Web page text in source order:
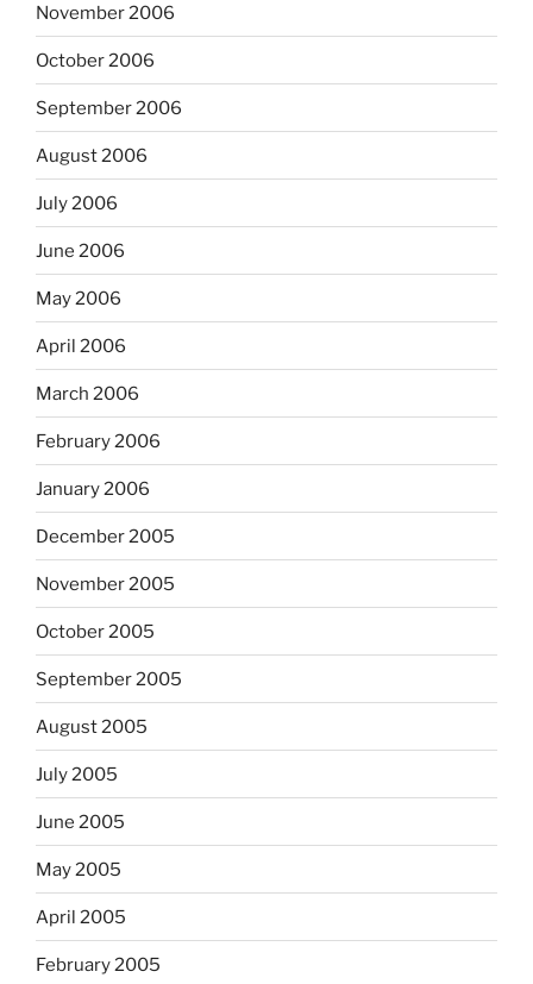
November 2006
October 2006
September 2006
August 2006
July 2006
June 2006
May 2006
April 2006
March 2006
February 2006
January 2006
December 2005
November 2005
October 2005
September 2005
August 2005
July 2005
June 2005
May 2005
April 2005
February 2005